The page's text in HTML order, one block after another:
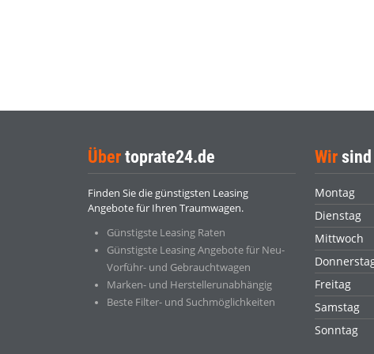
Über toprate24.de
Finden Sie die günstigsten Leasing
Angebote für Ihren Traumwagen.
Günstigste Leasing Raten
Günstigste Leasing Angebote für Neu-
Vorführ- und Gebrauchtwagen
Marken- und Herstellerunabhängig
Beste Filter- und Suchmöglichkeiten
Wirsind
Montag
Dienstag
Mittwoch
Freitag
Samstag
Sonntag